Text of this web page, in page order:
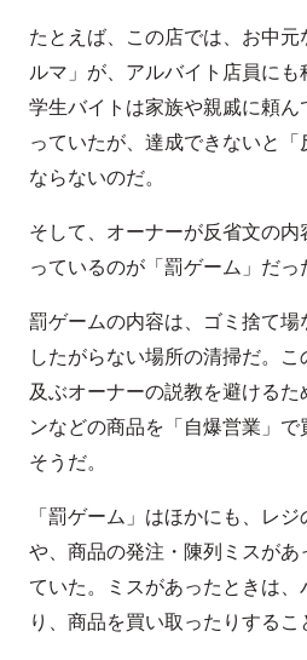
たとえば、この店では、お中
ルマ」が、アルバイト店員に
学生バイトは家族や親戚に頼
っていたが、達成できないと
ならないのだ。
そして、オーナーが反省文の
っているのが「罰ゲーム」だっ
罰ゲームの内容は、ゴミ捨て
したがらない場所の清掃だ。
及ぶオーナーの説教を避ける
ンなどの商品を「自爆営業」
そうだ。
「罰ゲーム」はほかにも、レ
や、商品の発注・陳列ミスが
ていた。ミスがあったときは
り、商品を買い取ったりするこ